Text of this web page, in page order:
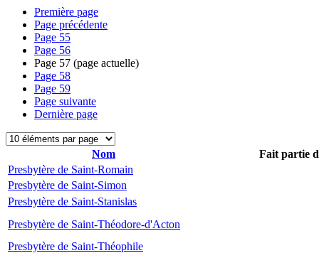
Première page
Page précédente
Page 55
Page 56
Page 57 (page actuelle)
Page 58
Page 59
Page suivante
Dernière page
Nom
Fait partie
Presbytère de Saint-Romain
Presbytère de Saint-Simon
Presbytère de Saint-Stanislas
Presbytère de Saint-Théodore-d'Acton
Presbytère de Saint-Théophile